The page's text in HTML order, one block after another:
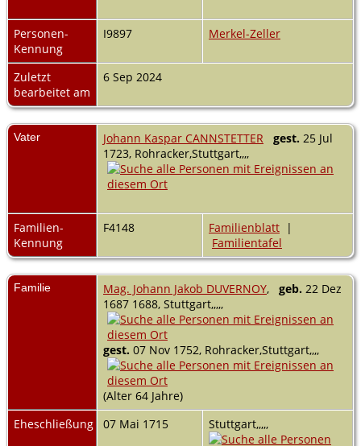
Personen-
Kennung
I9897 Merkel-Zeller
Zuletzt
bearbeitet am
6 Sep 2024
Vater Johann Kaspar CANNSTETTER gest. 25 Jul
1723, Rohracker,Stuttgart,,,,
Familien-
Kennung
F4148 Familienblatt |
Familientafel
Familie Mag. Johann Jakob DUVERNOY, geb. 22 Dez
1687 1688, Stuttgart,,,,,
gest. 07 Nov 1752, Rohracker,Stuttgart,,,,
(Alter 64 Jahre)
Eheschließung
07 Mai 1715 Stuttgart,,,,,